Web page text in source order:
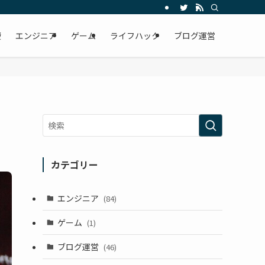
エンジニア ゲーム ライフハック ブログ運営
カテゴリー
エンジニア (84)
ゲーム (1)
ブログ運営 (46)